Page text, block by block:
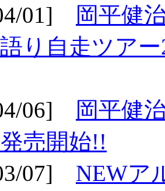
01]
岡平健
り自走ツア
06]
岡平健
売開始!!
07] NEWア